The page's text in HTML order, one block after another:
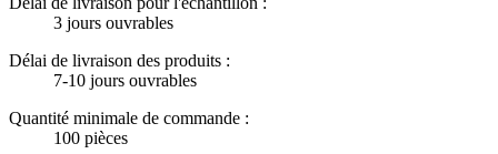
3 jours ouvrables
Délai de livraison des produits :
7-10 jours ouvrables
Quantité minimale de commande :
100 pièces